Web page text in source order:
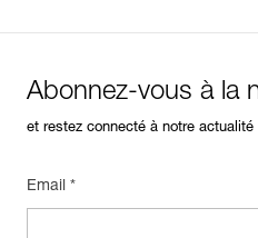
Abonnez-vous à la
et restez connecté à notre actualité
Email *